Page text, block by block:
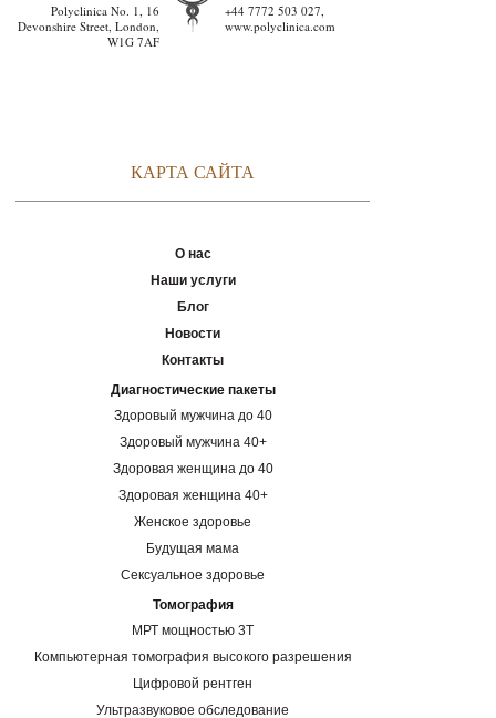
Polyclinica No. 1, 16
Devonshire Street, London,
W1G 7AF
+44 7772 503 027,
www.polyclinica.com
КАРТА САЙТА
О нас
Наши услуги
Блог
Новости
Контакты
Диагностические пакеты
Здоровый мужчина до 40
Здоровый мужчина 40+
Здоровая женщина до 40
Здоровая женщина 40+
Женское здоровье
Будущая мама
Сексуальное здоровье
Томография
МРТ мощностью 3Т
Компьютерная томография высокого разрешения
Цифровой рентген
Ультразвуковое обследование